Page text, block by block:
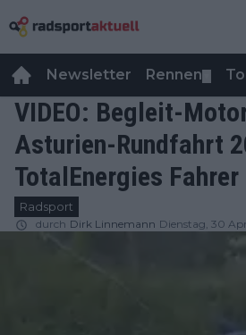
Newsletter Rennen
VIDEO: Begleit-
Asturien-Rundfahrt
TotalEnergies Fahrer
Radsport
durch Dirk Linnemann Dienstag, 30